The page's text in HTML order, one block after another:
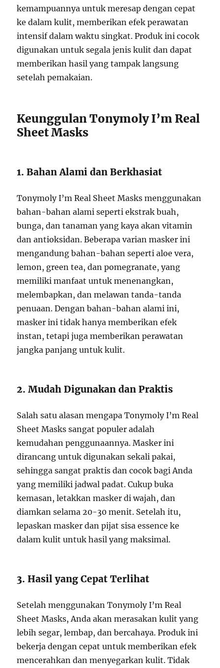
kemampuannya untuk meresap dengan cepat
ke dalam kulit, memberikan efek perawatan
intensif dalam waktu singkat. Produk ini cocok
digunakan untuk segala jenis kulit dan dapat
memberikan hasil yang tampak langsung
setelah pemakaian.
Keunggulan Tonymoly I’m Real
Sheet Masks
1. Bahan Alami dan Berkhasiat
Tonymoly I’m Real Sheet Masks menggunakan
bahan-bahan alami seperti ekstrak buah,
bunga, dan tanaman yang kaya akan vitamin
dan antioksidan. Beberapa varian masker ini
mengandung bahan-bahan seperti aloe vera,
lemon, green tea, dan pomegranate, yang
memiliki manfaat untuk menenangkan,
melembapkan, dan melawan tanda-tanda
penuaan. Dengan bahan-bahan alami ini,
masker ini tidak hanya memberikan efek
instan, tetapi juga memberikan perawatan
jangka panjang untuk kulit.
2. Mudah Digunakan dan Praktis
Salah satu alasan mengapa Tonymoly I’m Real
Sheet Masks sangat populer adalah
kemudahan penggunaannya. Masker ini
dirancang untuk digunakan sekali pakai,
sehingga sangat praktis dan cocok bagi Anda
yang memiliki jadwal padat. Cukup buka
kemasan, letakkan masker di wajah, dan
diamkan selama 20-30 menit. Setelah itu,
lepaskan masker dan pijat sisa essence ke
dalam kulit untuk hasil yang maksimal.
3. Hasil yang Cepat Terlihat
Setelah menggunakan Tonymoly I’m Real
Sheet Masks, Anda akan merasakan kulit yang
lebih segar, lembap, dan bercahaya. Produk ini
bekerja dengan cepat untuk memberikan efek
mencerahkan dan menyegarkan kulit. Tidak